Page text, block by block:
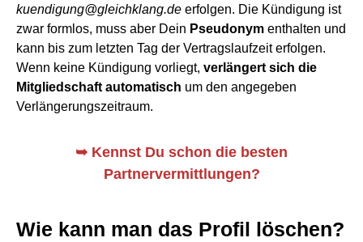
kuendigung@gleichklang.de erfolgen. Die Kündigung ist
zwar formlos, muss aber Dein Pseudonym enthalten und
kann bis zum letzten Tag der Vertragslaufzeit erfolgen.
Wenn keine Kündigung vorliegt, verlängert sich die
Mitgliedschaft automatisch um den angegeben
Verlängerungszeitraum.
➥ Kennst Du schon die besten
Partnervermittlungen?
Wie kann man das Profil löschen?